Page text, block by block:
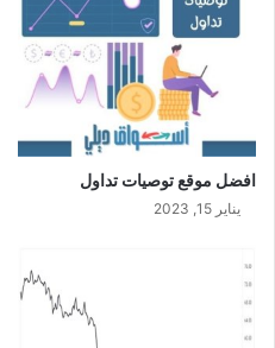
افضل موقع توصيات تداول
يناير 15, 2023